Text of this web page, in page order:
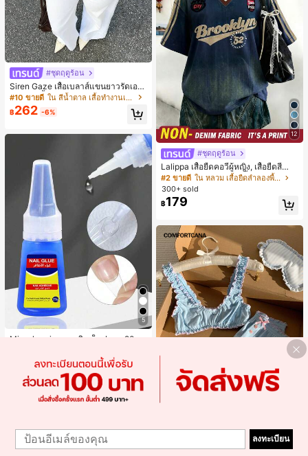
#ชุดฤดูร้อน
Siren Gaze เสื้อเบลาส์แขนยาวรัดเอว
ลายจุดสีน้ำตาลใหม่สำหรับฤดูใบไม้ร่ว
งสำหรับผู้หญิง
#10 ขายดี ใน สีน้ำตาล เสื้อทำงานเนื้อผ้านุ่ม
฿262 -6%
5
Misscheering กาวติดเล็บปลอม 20 กรั
ว เหมาะสำหรับผู้เริ่มต้นทำเล็บ ติดทนน
1.5k+ sold
(1000+)
39
12
#ชุดฤดูร้อน
Lalippa เสื้อยืดคอวีผู้หญิง, เสื้อยืดสีน้ำเ
งินสไตล์มินิมอลเรโทร, เสื้อยืดผู้หญิงทร
งหลวมสบาย, พิมพ์ตัวอักษรและตัวเลข
ภาษาอังกฤษ, เสื้อสำหรับออกไปเที่ยวฤ
ดูร้อน, ลวดลายดีไซน์, ความรู้สึกพรีเมีย
น, กลางแจ้ง, ช้อปปิ้ง, การเดินทาง, เสื้อ
ผ้ากลางแจ้ง
#2 ขายดี
ใน หลวม เสื้อยืดลำลองพื้นฐาน
300+ sold
฿179
Comfortcana ชุดนอนเสื้อสายเดี่ยวแต่
งระบายและกางเกงขาสั้นสำหรับผู้หญิง
เกือบหมดแล้ว!
ใน ลำลอง-ยัง ชุดนอนผู้หญิง
ใน ลำลอง-ยัง ชุดนอนผู้หญิง
50+ sold
1
ลงทะเบียน